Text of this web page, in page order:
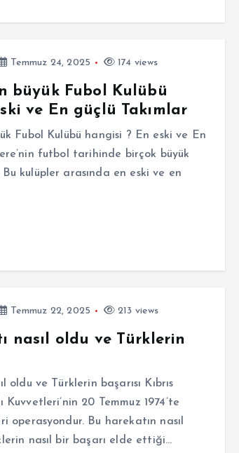
Temmuz 24, 2025 174 views
büyük Fubol Kulübü
ve En güçlü Takımlar
Fubol Kulübü hangisi ? En eski ve En
futbol tarihinde birçok büyük
kulüpler arasında en eski ve en
Temmuz 22, 2025 213 views
nasıl oldu ve Türklerin
oldu ve Türklerin başarısı Kıbrıs
Kuvvetleri’nin 20 Temmuz 1974’te
operasyondur. Bu harekatın nasıl
nasıl bir başarı elde ettiği…